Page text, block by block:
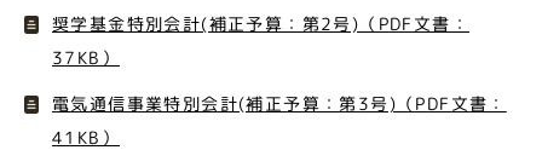
奨学基金特別会計(補正予算：第2号)（PDF文書：
37KB）
電気通信事業特別会計(補正予算：第3号)（PDF文書：
41KB）